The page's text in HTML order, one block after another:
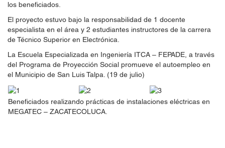
los beneficiados.
El proyecto estuvo bajo la responsabilidad de 1 docente
especialista en el área y 2 estudiantes instructores de la carrera
de Técnico Superior en Electrónica.
La Escuela Especializada en Ingeniería ITCA – FEPADE, a través
del Programa de Proyección Social promueve el autoempleo en
el Municipio de San Luis Talpa. (19 de julio)
Beneficiados realizando prácticas de instalaciones eléctricas en
MEGATEC – ZACATECOLUCA.